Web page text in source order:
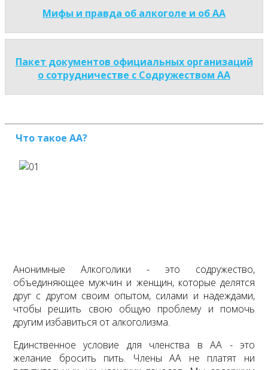
Мифы и правда об алкоголе и об АА
Пакет документов официальных организаций
о сотрудничестве с Содружеством АА
Что такое АА?
Анонимные Алкоголики - это содружество,
объединяющее мужчин и женщин, которые делятся
друг с другом своим опытом, силами и надеждами,
чтобы решить свою общую проблему и помочь
другим избавиться от алкоголизма.
Единственное условие для членства в АА - это
желание бросить пить. Члены АА не платят ни